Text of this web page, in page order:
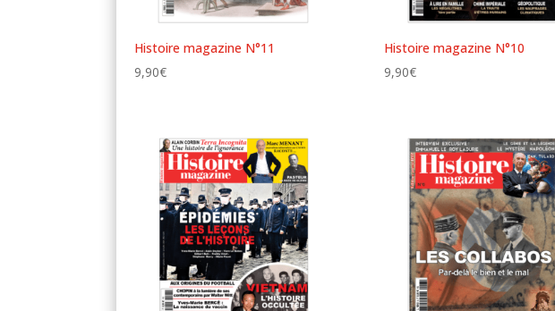
Histoire magazine N°11
9,90€
Histoire magazine N°10
9,90€